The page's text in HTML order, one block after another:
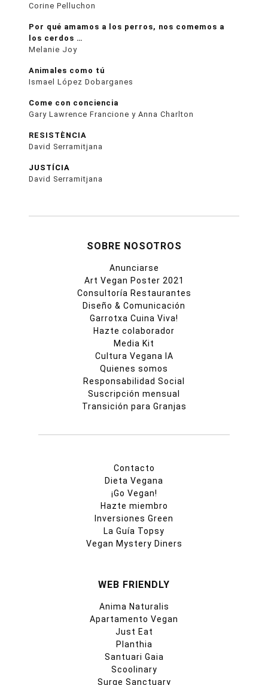
Corine Pelluchon
Por qué amamos a los perros, nos comemos a
los cerdos …
Melanie Joy
Animales como tú
Ismael López Dobarganes
Come con conciencia
Gary Lawrence Francione y Anna Charlton
RESISTÈNCIA
David Serramitjana
JUSTÍCIA
David Serramitjana
SOBRE NOSOTROS
Anunciarse
Art Vegan Poster 2021
Consultoría Restaurantes
Diseño & Comunicación
Garrotxa Cuina Viva!
Hazte colaborador
Media Kit
Cultura Vegana IA
Quienes somos
Responsabilidad Social
Suscripción mensual
Transición para Granjas
Contacto
Dieta Vegana
¡Go Vegan!
Hazte miembro
Inversiones Green
La Guía Topsy
Vegan Mystery Diners
WEB FRIENDLY
Anima Naturalis
Apartamento Vegan
Just Eat
Planthia
Santuari Gaia
Scoolinary
Surge Sanctuary